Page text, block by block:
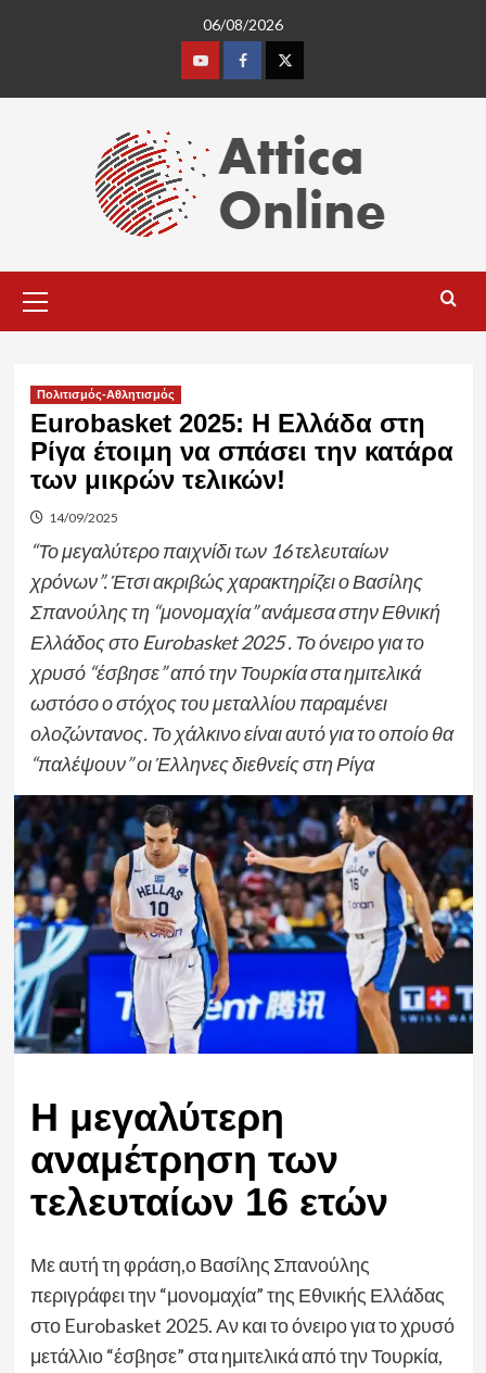
06/08/2026
YoutubeFacebookTwitter
Menu
Πολιτισμός-Αθλητισμός
Eurobasket 2025: Η Ελλάδα στη
Ρίγα έτοιμη να σπάσει την κατάρα
των μικρών τελικών!
14/09/2025
“Το μεγαλύτερο παιχνίδι των 16 τελευταίων
χρόνων”. Έτσι ακριβώς χαρακτηρίζει ο Βασίλης
Σπανούλης τη “μονομαχία” ανάμεσα στην Εθνική
Ελλάδος στο Eurobasket 2025 . Το όνειρο για το
χρυσό “έσβησε” από την Τουρκία στα ημιτελικά
ωστόσο ο στόχος του μεταλλίου παραμένει
ολοζώντανος. Το χάλκινο είναι αυτό για το οποίο θα
“παλέψουν” οι Έλληνες διεθνείς στη Ρίγα
Η μεγαλύτερη
αναμέτρηση των
τελευταίων 16 ετών
Με αυτή τη φράση,ο Βασίλης Σπανούλης
περιγράφει την “μονομαχία” της Εθνικής Ελλάδας
στο Eurobasket 2025. Αν και το όνειρο για το χρυσό
μετάλλιο “έσβησε” στα ημιτελικά από την Τουρκία,